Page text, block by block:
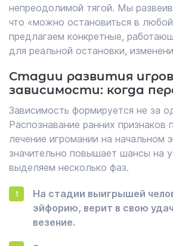
непреодолимой тягой. Мы
что «можно остановиться в
предлагаем конкретные,
для реальной остановки,
Стадии развития
зависимости: когда
Зависимость формируется не за
Распознавание ранних признаков
лечение игромании на начальном
значительно повышает шансы на
выделяем несколько фаз.
На стадии выигрышей
эйфорию, верит в свою
везение.